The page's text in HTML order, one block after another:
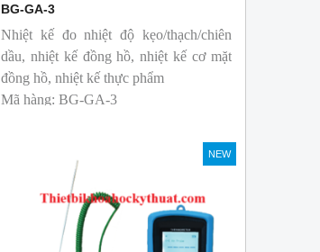
BG-GA-3
Nhiệt kế đo nhiệt độ kẹo/thạch/chiên
dầu, nhiệt kế đồng hồ, nhiệt kế cơ mặt
đồng hồ, nhiệt kế thực phẩm
Mã hàng: BG-GA-3
NEW